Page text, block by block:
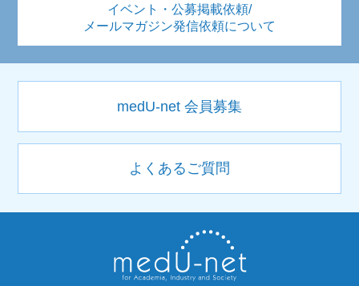
イベント・公募掲載依頼/
メールマガジン発信依頼について
medU-net 会員募集
よくあるご質問